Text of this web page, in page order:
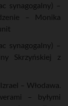
synagogalny) –
– Monika
synagogalny) –
Skrzyńskiej z
– Włodawa.
– byłymi